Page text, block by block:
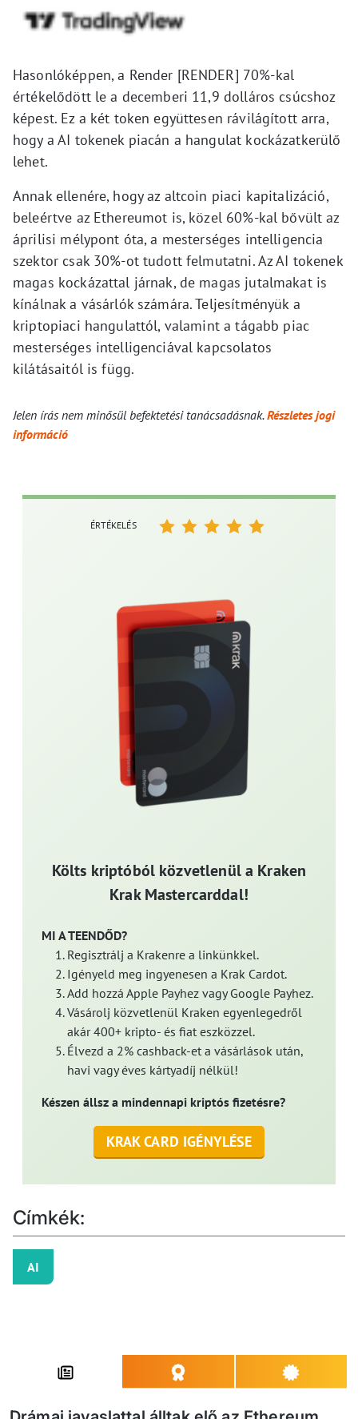
Hasonlóképpen, a Render [RENDER] 70%-kal
értékelődött le a decemberi 11,9 dolláros csúcshoz
képest. Ez a két token együttesen rávilágított arra,
hogy a AI tokenek piacán a hangulat kockázatkerülő
lehet.
Annak ellenére, hogy az altcoin piaci kapitalizáció,
beleértve az Ethereumot is, közel 60%-kal bővült az
áprilisi mélypont óta, a mesterséges intelligencia
szektor csak 30%-ot tudott felmutatni. Az AI tokenek
magas kockázattal járnak, de magas jutalmakat is
kínálnak a vásárlók számára. Teljesítményük a
kriptopiaci hangulattól, valamint a tágabb piac
mesterséges intelligenciával kapcsolatos
kilátásaitól is függ.
Jelen írás nem minősül befektetési tanácsadásnak.Részletes jogi
információ
Költs kriptóból közvetlenül a Kraken
Krak Mastercarddal!
MI A TEENDŐD?
Regisztrálj a Krakenre a linkünkkel.
Igényeld meg ingyenesen a Krak Cardot.
Add hozzá Apple Payhez vagy Google Payhez.
Vásárolj közvetlenül Kraken egyenlegedről
akár 400+ kripto- és fiat eszközzel.
Élvezd a 2% cashback-et a vásárlások után,
havi vagy éves kártyadíj nélkül!
Készen állsz a mindennapi kriptós fizetésre?
KRAK CARD IGÉNYLÉSE
ÉRTÉKELÉS
Címkék:
AI